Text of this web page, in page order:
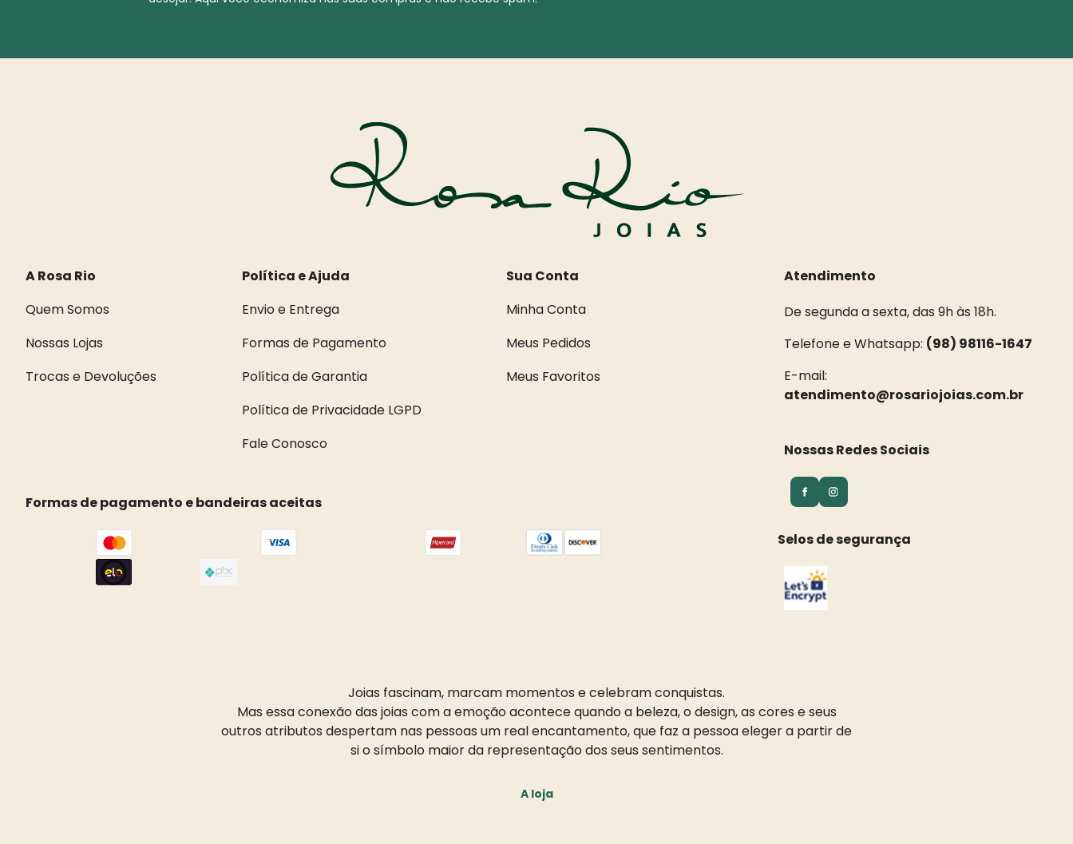
A Rosa Rio
Quem Somos
Nossas Lojas
Trocas e Devoluções
Política e Ajuda
Envio e Entrega
Formas de Pagamento
Política de Garantia
Política de Privacidade LGPD
Fale Conosco
Sua Conta
Minha Conta
Meus Pedidos
Meus Favoritos
Formas de pagamento e bandeiras aceitas
Atendimento
De segunda a sexta, das 9h às 18h.
Telefone e Whatsapp: (98) 98116-1647
E-mail:
atendimento@rosariojoias.com.br
Nossas Redes Sociais
Selos de segurança
Joias fascinam, marcam momentos e celebram conquistas.
Mas essa conexão das joias com a emoção acontece quando a beleza, o design, as cores e seus
outros atributos despertam nas pessoas um real encantamento, que faz a pessoa eleger a partir de
si o símbolo maior da representação dos seus sentimentos.
A loja